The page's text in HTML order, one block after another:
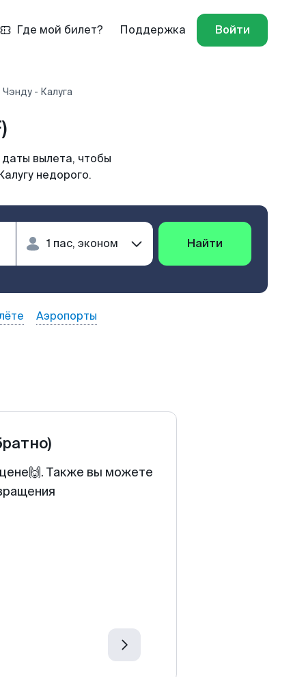
Где мой билет? Поддержка Войти
- Калуга
вылета, чтобы
недорого.
Найти
Аэропорты
Также вы можете